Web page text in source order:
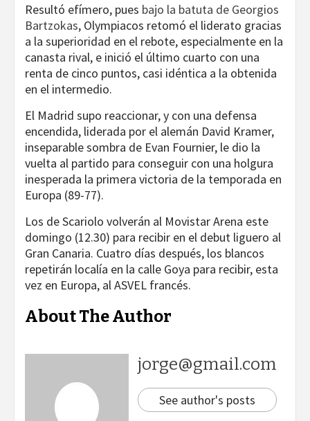
Resultó efímero, pues bajo la batuta de Georgios
Bartzokas, Olympiacos retomó el liderato gracias
a la superioridad en el rebote, especialmente en la
canasta rival, e inició el último cuarto con una
renta de cinco puntos, casi idéntica a la obtenida
en el intermedio.
El Madrid supo reaccionar, y con una defensa
encendida, liderada por el alemán David Kramer,
inseparable sombra de Evan Fournier, le dio la
vuelta al partido para conseguir con una holgura
inesperada la primera victoria de la temporada en
Europa (89-77).
Los de Scariolo volverán al Movistar Arena este
domingo (12.30) para recibir en el debut liguero al
Gran Canaria. Cuatro días después, los blancos
repetirán localía en la calle Goya para recibir, esta
vez en Europa, al ASVEL francés.
About The Author
jorge@gmail.com
See author's posts